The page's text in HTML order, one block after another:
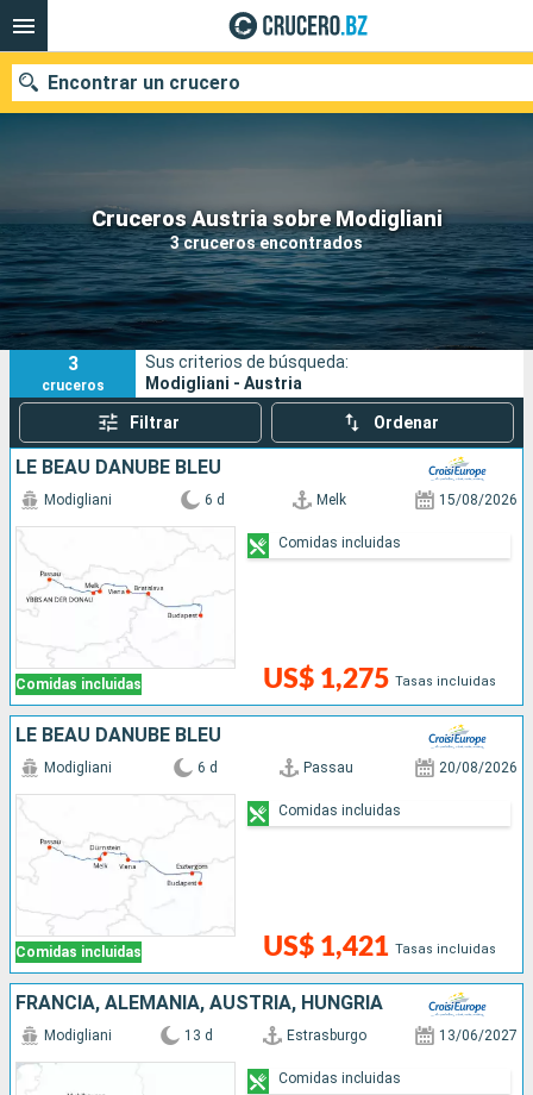
Cruceros Austria sobre Modigliani
3 cruceros encontrados
Encontrar un crucero
Nuestros destinos
Fecha de salida
Puertos Compañías
Buscar
3
cruceros
Sus criterios de búsqueda:
Modigliani - Austria
Filtrar Ordenar
LE BEAU DANUBE BLEU
Comidas incluidas
Modigliani 6 d Melk 15/08/2026
US$ 1,275 Tasas incluidas
Comidas incluidas
LE BEAU DANUBE BLEU
Comidas incluidas
Modigliani 6 d Passau 20/08/2026
US$ 1,421 Tasas incluidas
Comidas incluidas
FRANCIA, ALEMANIA, AUSTRIA, HUNGRÍA
Modigliani 13 d Estrasburgo 13/06/2027
Comidas incluidas